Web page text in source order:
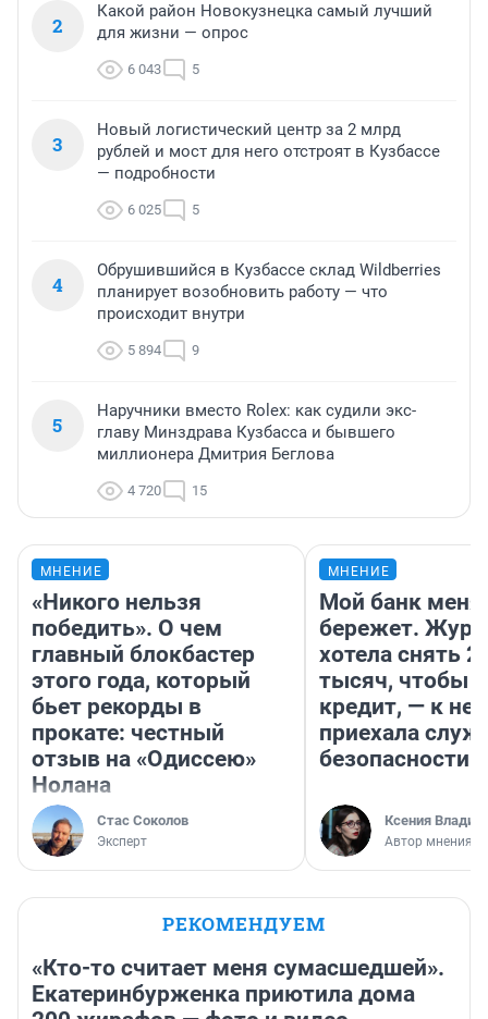
2
Какой район Новокузнецка самый лучший
для жизни — опрос
6 043 5
3
Новый логистический центр за 2 млрд
рублей и мост для него отстроят в Кузбассе
— подробности
6 025 5
4
Обрушившийся в Кузбассе склад Wildberries
планирует возобновить работу — что
происходит внутри
5 894 9
5
Наручники вместо Rolex: как судили экс-
главу Минздрава Кузбасса и бывшего
миллионера Дмитрия Беглова
4 720 15
МНЕНИЕ
«Никого нельзя
победить». О чем
главный блокбастер
этого года, который
бьет рекорды в
прокате: честный
отзыв на «Одиссею»
Нолана
Стас Соколов
Эксперт
МНЕНИЕ
Мой банк меня
бережет.
хотела снять
тысяч, чтобы
кредит, — к
приехала
безопасности
Ксения
Автор мнения
РЕКОМЕНДУЕМ
«Кто-то считает меня сумасшедшей».
Екатеринбурженка приютила дома